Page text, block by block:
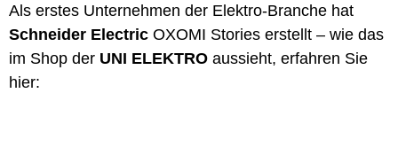
Als erstes Unternehmen der Elektro-Branche hat
Schneider Electric OXOMI Stories erstellt – wie das
im Shop der UNI ELEKTRO aussieht, erfahren Sie
hier: